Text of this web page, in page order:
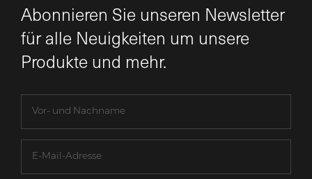
Abonnieren Sie unseren Newsletter
für alle Neuigkeiten um unsere
Produkte und mehr.